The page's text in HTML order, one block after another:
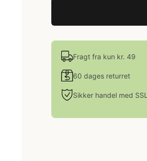
Fragt fra kun kr. 49
60 dages returret
Sikker handel med